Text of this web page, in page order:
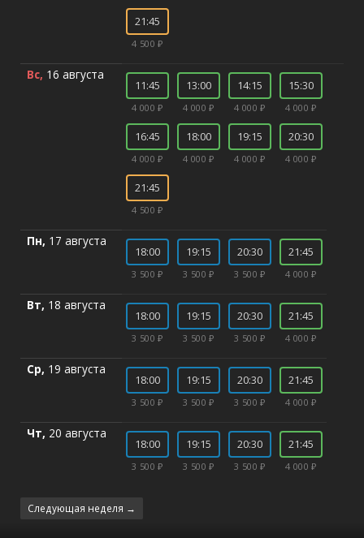
21:45
4 500 ₽
Вс, 16 августа
11:45
4 000 ₽
13:00
4 000 ₽
14:15
4 000 ₽
15:30
4 000 ₽
16:45
4 000 ₽
18:00
4 000 ₽
19:15
4 000 ₽
20:30
4 000 ₽
21:45
4 500 ₽
Пн, 17 августа
18:00
3 500 ₽
19:15
3 500 ₽
20:30
3 500 ₽
21:45
4 000 ₽
Вт, 18 августа
18:00
3 500 ₽
19:15
3 500 ₽
20:30
3 500 ₽
21:45
4 000 ₽
Ср, 19 августа
18:00
3 500 ₽
19:15
3 500 ₽
20:30
3 500 ₽
21:45
4 000 ₽
Чт, 20 августа
18:00
3 500 ₽
19:15
3 500 ₽
20:30
3 500 ₽
21:45
4 000 ₽
Следующая неделя →